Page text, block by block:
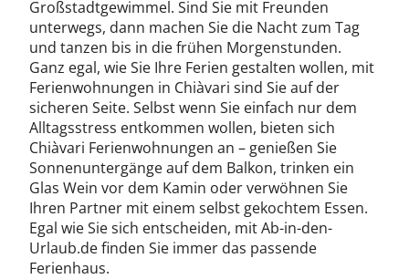
Großstadtgewimmel. Sind Sie mit Freunden
unterwegs, dann machen Sie die Nacht zum Tag
und tanzen bis in die frühen Morgenstunden.
Ganz egal, wie Sie Ihre Ferien gestalten wollen, mit
Ferienwohnungen in Chiàvari sind Sie auf der
sicheren Seite. Selbst wenn Sie einfach nur dem
Alltagsstress entkommen wollen, bieten sich
Chiàvari Ferienwohnungen an – genießen Sie
Sonnenuntergänge auf dem Balkon, trinken ein
Glas Wein vor dem Kamin oder verwöhnen Sie
Ihren Partner mit einem selbst gekochtem Essen.
Egal wie Sie sich entscheiden, mit Ab-in-den-
Urlaub.de finden Sie immer das passende
Ferienhaus.